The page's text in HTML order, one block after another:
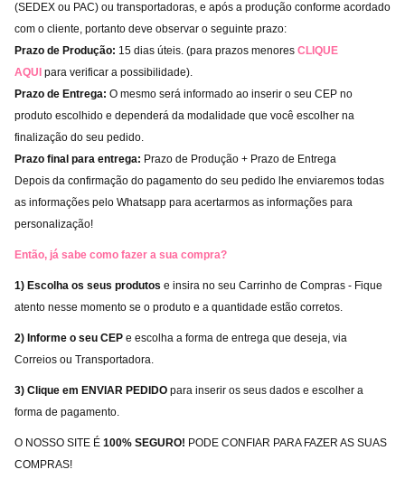
(SEDEX ou PAC) ou transportadoras, e após a produção conforme acordado
com o cliente, portanto deve observar o seguinte prazo:
Prazo de Produção: 15 dias úteis. (para prazos menores CLIQUE
AQUI para verificar a possibilidade).
Prazo de Entrega: O mesmo será informado ao inserir o seu CEP no
produto escolhido e dependerá da modalidade que você escolher na
finalização do seu pedido.
Prazo final para entrega: Prazo de Produção + Prazo de Entrega
Depois da confirmação do pagamento do seu pedido lhe enviaremos todas
as informações pelo Whatsapp para acertarmos as informações para
personalização!
Então, já sabe como fazer a sua compra?
1) Escolha os seus produtos e insira no seu Carrinho de Compras - Fique
atento nesse momento se o produto e a quantidade estão corretos.
2) Informe o seu CEP e escolha a forma de entrega que deseja, via
Correios ou Transportadora.
3) Clique em ENVIAR PEDIDO para inserir os seus dados e escolher a
forma de pagamento.
O NOSSO SITE É 100% SEGURO! PODE CONFIAR PARA FAZER AS SUAS
COMPRAS!